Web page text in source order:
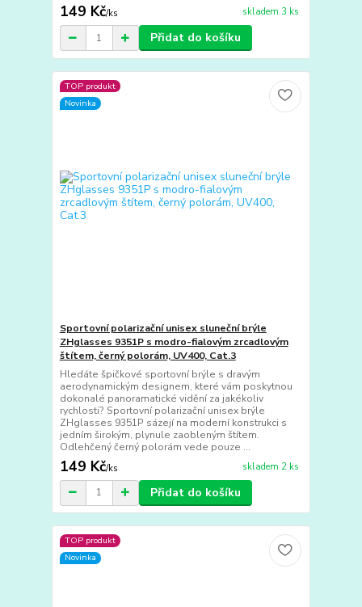
149 Kč/ks skladem 3 ks
Přidat do košíku
TOP produkt
Novinka
Sportovní polarizační unisex sluneční brýle
ZHglasses 9351P s modro-fialovým zrcadlovým
štítem, černý polorám, UV400, Cat.3
Hledáte špičkové sportovní brýle s dravým
aerodynamickým designem, které vám poskytnou
dokonalé panoramatické vidění za jakékoliv
rychlosti? Sportovní polarizační unisex brýle
ZHglasses 9351P sázejí na moderní konstrukci s
jedním širokým, plynule zaobleným štítem.
Odlehčený černý polorám vede pouze ...
149 Kč/ks skladem 2 ks
Přidat do košíku
TOP produkt
Novinka